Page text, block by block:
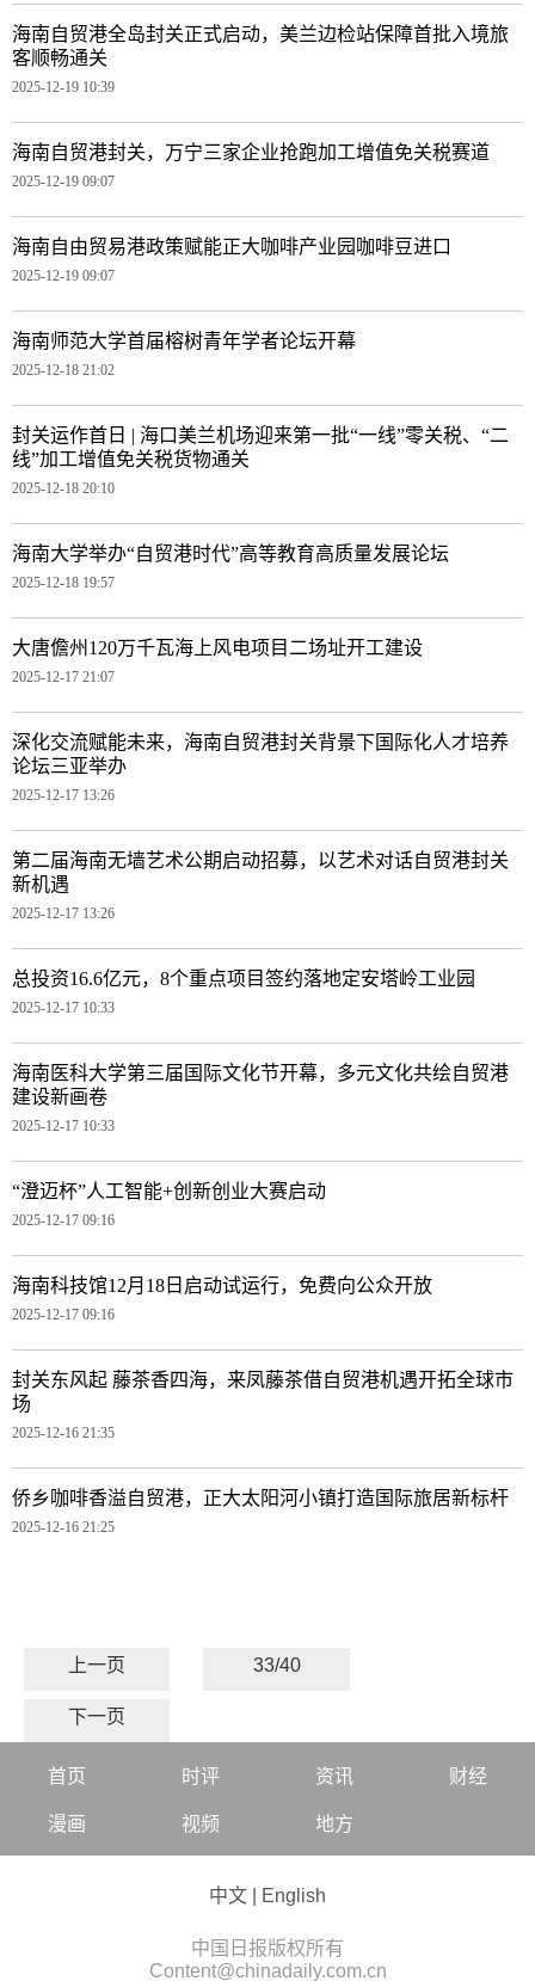
海南自贸港全岛封关正式启动，美兰边检站保障首批入境旅
客顺畅通关
2025-12-19 10:39
海南自贸港封关，万宁三家企业抢跑加工增值免关税赛道
2025-12-19 09:07
海南自由贸易港政策赋能正大咖啡产业园咖啡豆进口
2025-12-19 09:07
海南师范大学首届榕树青年学者论坛开幕
2025-12-18 21:02
封关运作首日 | 海口美兰机场迎来第一批“一线”零关税、“二
线”加工增值免关税货物通关
2025-12-18 20:10
海南大学举办“自贸港时代”高等教育高质量发展论坛
2025-12-18 19:57
大唐儋州120万千瓦海上风电项目二场址开工建设
2025-12-17 21:07
深化交流赋能未来，海南自贸港封关背景下国际化人才培养
论坛三亚举办
2025-12-17 13:26
第二届海南无墙艺术公期启动招募，以艺术对话自贸港封关
新机遇
2025-12-17 13:26
总投资16.6亿元，8个重点项目签约落地定安塔岭工业园
2025-12-17 10:33
海南医科大学第三届国际文化节开幕，多元文化共绘自贸港
建设新画卷
2025-12-17 10:33
“澄迈杯”人工智能+创新创业大赛启动
2025-12-17 09:16
海南科技馆12月18日启动试运行，免费向公众开放
2025-12-17 09:16
封关东风起 藤茶香四海，来凤藤茶借自贸港机遇开拓全球市
场
2025-12-16 21:35
侨乡咖啡香溢自贸港，正大太阳河小镇打造国际旅居新标杆
2025-12-16 21:25
上一页 33/40
下一页
首页 时评 资讯 财经
漫画 视频 地方
中文 English
中国日报版权所有
Content@chinadaily.com.cn